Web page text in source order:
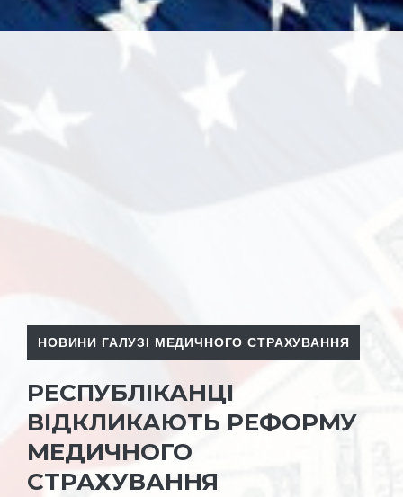
НОВИНИ ГАЛУЗІ МЕДИЧНОГО СТРАХУВАННЯ
РЕСПУБЛІКАНЦІ
ВІДКЛИКАЮТЬ РЕФОРМУ
МЕДИЧНОГО
СТРАХУВАННЯ